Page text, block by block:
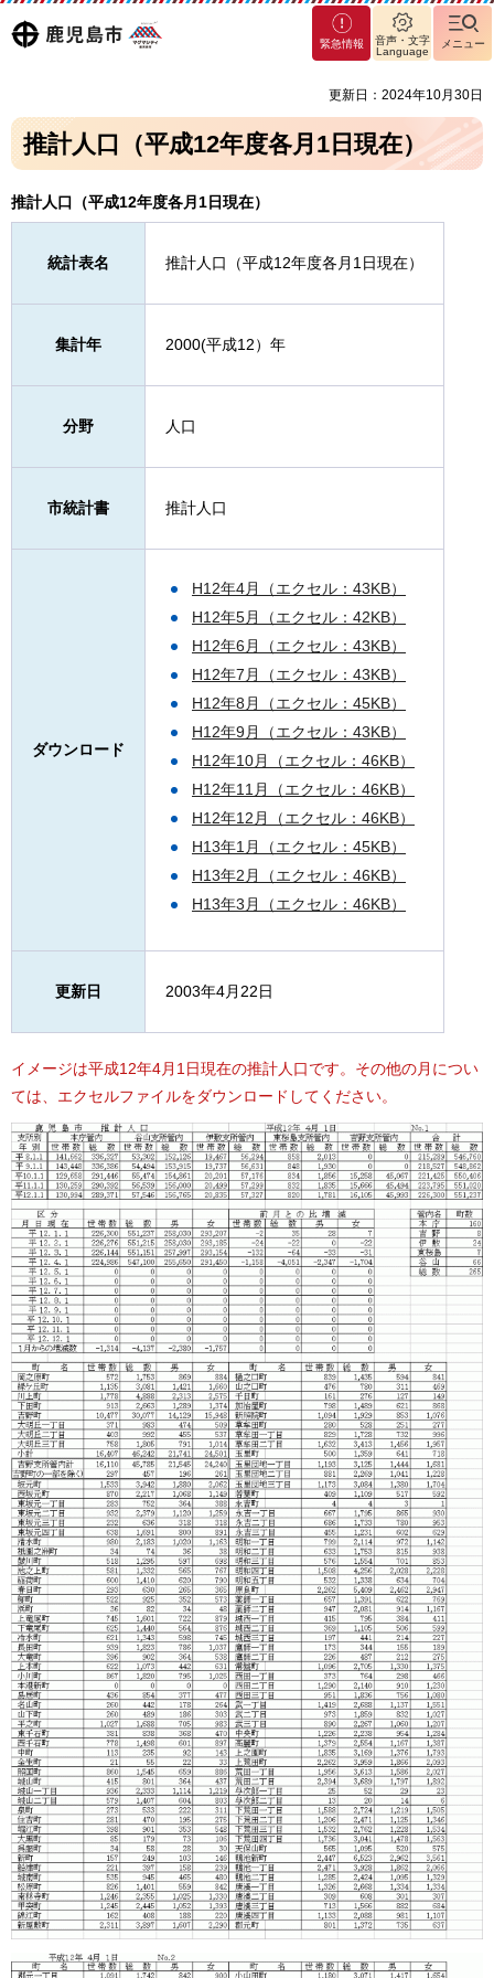
鹿児島
マグ
マシ
緊急情報
音声・文字
Language
メニュー
更新日：2024年10月30日
推計人口（平成12年度各月1日現在）
推計人口（平成12年度各月1日現在）
統計表名 推計人口（平成12年度各月1日現在）
集計年 2000(平成12）年
分野 人口
市統計書 推計人口
ダウンロード
H12年4月（エクセル：43KB）
H12年5月（エクセル：42KB）
H12年6月（エクセル：43KB）
H12年7月（エクセル：43KB）
H12年8月（エクセル：45KB）
H12年9月（エクセル：43KB）
H12年10月（エクセル：46KB）
H12年11月（エクセル：46KB）
H12年12月（エクセル：46KB）
H13年1月（エクセル：45KB）
H13年2月（エクセル：46KB）
H13年3月（エクセル：46KB）
更新日 2003年4月22日
イメージは平成12年4月1日現在の推計人口です。その他の月につい
ては、エクセルファイルをダウンロードしてください。